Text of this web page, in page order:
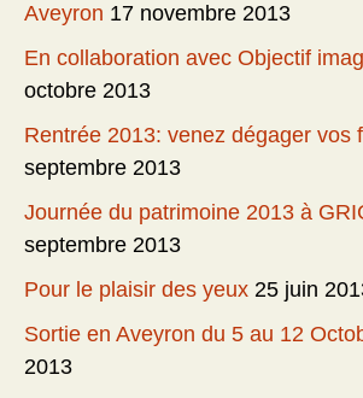
Aveyron 17 novembre 2013
En collaboration avec Objectif
octobre 2013
Rentrée 2013: venez dégager vos
septembre 2013
Journée du patrimoine 2013 à
septembre 2013
Pour le plaisir des yeux 25 juin
Sortie en Aveyron du 5 au 12
2013